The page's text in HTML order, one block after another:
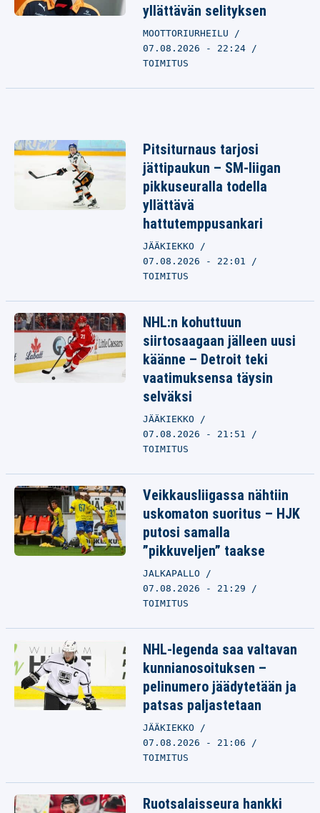
yllättävän selityksen
MOOTTORIURHEILU
07.08.2026 - 22:24
TOIMITUS
Pitsiturnaus tarjosi
jättipaukun – SM-liigan
pikkuseuralla todella
yllättävä
hattutemppusankari
JÄÄKIEKKO
07.08.2026 - 22:01
TOIMITUS
NHL:n kohuttuun
siirtosaagaan jälleen uusi
käänne – Detroit teki
vaatimuksensa täysin
selväksi
JÄÄKIEKKO
07.08.2026 - 21:51
TOIMITUS
Veikkausliigassa nähtiin
uskomaton suoritus – HJK
putosi samalla
”pikkuveljen” taakse
JALKAPALLO
07.08.2026 - 21:29
TOIMITUS
NHL-legenda saa valtavan
kunnianosoituksen –
pelinumero jäädytetään ja
patsas paljastetaan
JÄÄKIEKKO
07.08.2026 - 21:06
TOIMITUS
Ruotsalaisseura hankki